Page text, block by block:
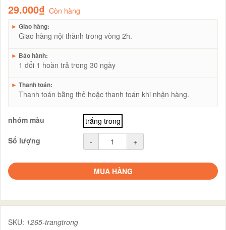
29.000₫ Còn hàng
► Giao hàng:
Giao hàng nội thành trong vòng 2h.
► Bảo hành:
1 đổi 1 hoàn trả trong 30 ngày
► Thanh toán:
Thanh toán bằng thẻ hoặc thanh toán khi nhận hàng.
nhóm màu
trắng trong
Số lượng
- +
MUA HÀNG
SKU: 1265-trangtrong